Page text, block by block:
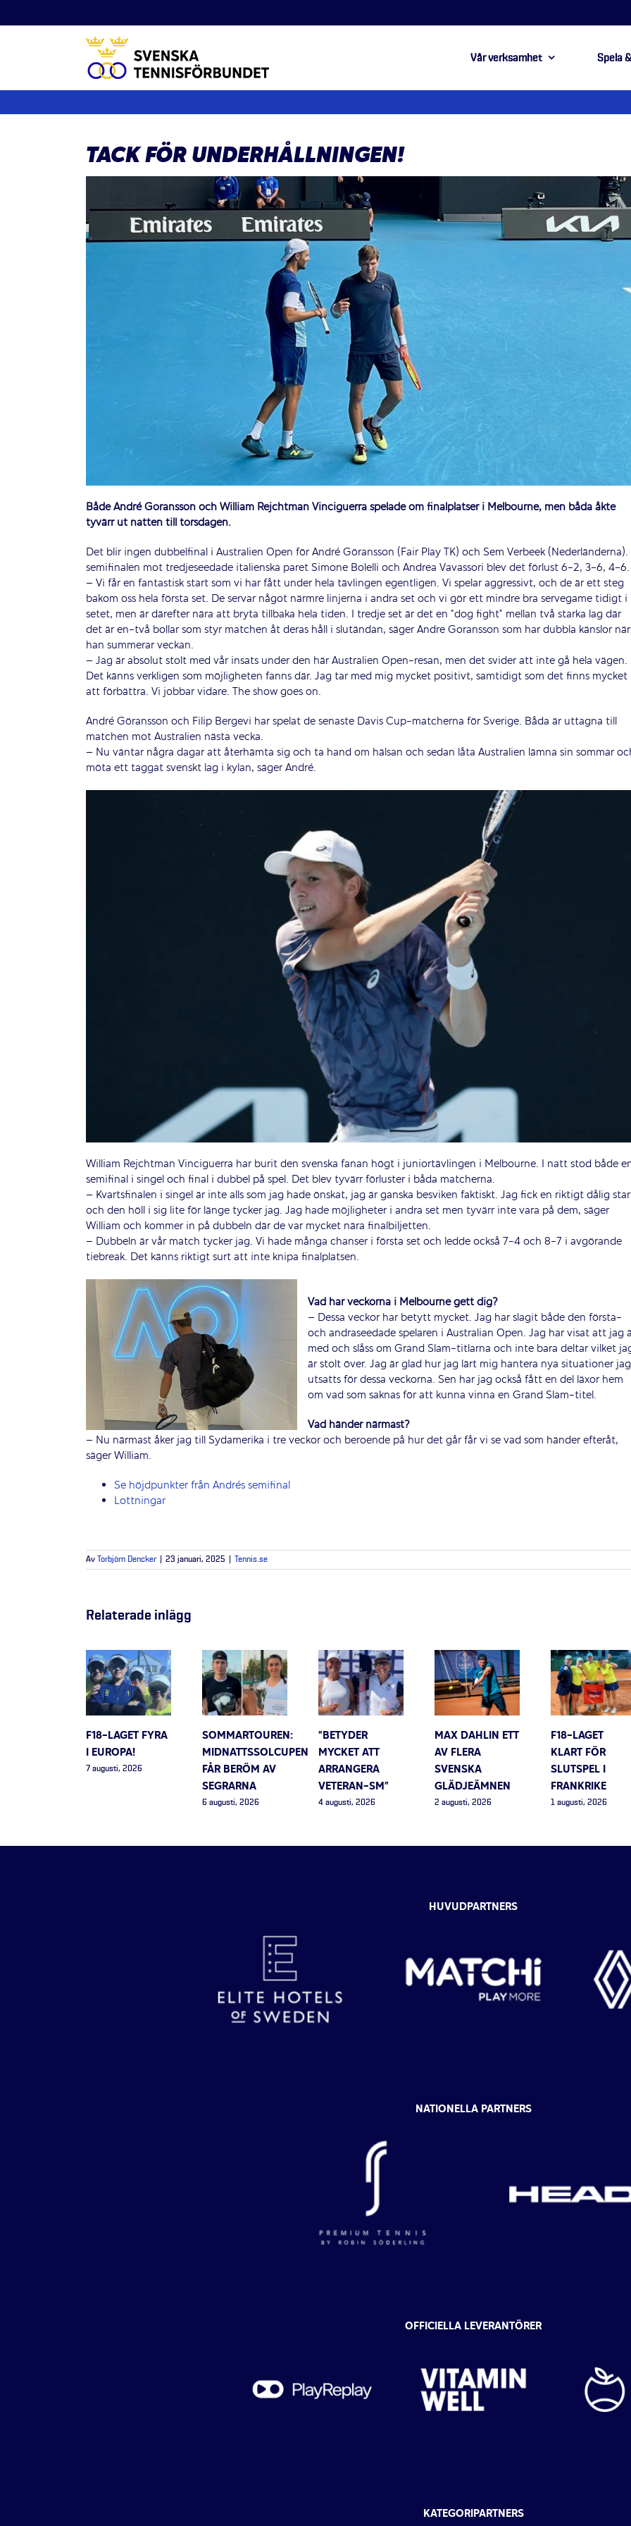
till
Vår verksamhet Spela
TACK FÖR UNDERHÅLLNINGEN!
Både André Göransson och William Rejchtman Vinciguerra spelade om finalplatser i Melbourne, men båda åkte
tyvärr ut natten till torsdagen.
Det blir ingen dubbelfinal i Australien Open för André Göransson (Fair Play TK) och Sem Verbeek (Nederländerna).
semifinalen mot tredjeseedade italienska paret Simone Bolelli och Andrea Vavassori blev det förlust 6-2, 3-6, 4-6.
– Vi får en fantastisk start som vi har fått under hela tävlingen egentligen. Vi spelar aggressivt, och de är ett steg
bakom oss hela första set. De servar något närmre linjerna i andra set och vi gör ett mindre bra servegame tidigt i
setet, men är därefter nära att bryta tillbaka hela tiden. I tredje set är det en ”dog fight” mellan två starka lag där
det är en-två bollar som styr matchen åt deras håll i slutändan, säger Andre Goransson som har dubbla känslor när
han summerar veckan.
– Jag är absolut stolt med vår insats under den här Australien Open-resan, men det svider att inte gå hela vägen.
Det känns verkligen som möjligheten fanns där. Jag tar med mig mycket positivt, samtidigt som det finns mycket
att förbättra. Vi jobbar vidare. The show goes on.
André Göransson och Filip Bergevi har spelat de senaste Davis Cup-matcherna för Sverige. Båda är uttagna till
matchen mot Australien nästa vecka.
– Nu väntar några dagar att återhämta sig och ta hand om hälsan och sedan låta Australien lämna sin sommar
möta ett taggat svenskt lag i kylan, säger André.
William Rejchtman Vinciguerra har burit den svenska fanan högt i juniortävlingen i Melbourne. I natt stod både
semifinal i singel och final i dubbel på spel. Det blev tyvärr förluster i båda matcherna.
– Kvartsfinalen i singel är inte alls som jag hade önskat, jag är ganska besviken faktiskt. Jag fick en riktigt dålig
och den höll i sig lite för länge tycker jag. Jag hade möjligheter i andra set men tyvärr inte vara på dem, säger
William och kommer in på dubbeln där de var mycket nära finalbiljetten.
– Dubbeln är vår match tycker jag. Vi hade många chanser i första set och ledde också 7-4 och 8-7 i avgörande
tiebreak. Det känns riktigt surt att inte knipa finalplatsen.
Vad har veckorna i Melbourne gett dig?
– Dessa veckor har betytt mycket. Jag har slagit både den första-
och andraseedade spelaren i Australian Open. Jag har visat att jag
med och slåss om Grand Slam-titlarna och inte bara deltar vilket
är stolt över. Jag är glad hur jag lärt mig hantera nya situationer jag
utsatts för dessa veckorna. Sen har jag också fått en del läxor hem
om vad som saknas för att kunna vinna en Grand Slam-titel.
Vad händer närmast?
– Nu närmast åker jag till Sydamerika i tre veckor och beroende på hur det går får vi se vad som händer efteråt,
säger William.
Se höjdpunkter från Andrés semifinal
Lottningar
Av Torbjörn Dencker 23 januari, 2025 Tennis.se
Relaterade inlägg
F18-LAGET FYRA
I EUROPA!
7 augusti, 2026
SOMMARTOUREN:
MIDNATTSSOLCUPEN
FÅR BERÖM AV
SEGRARNA
6 augusti, 2026
”BETYDER
MYCKET ATT
ARRANGERA
VETERAN-SM”
4 augusti, 2026
MAX DAHLIN ETT
AV FLERA
SVENSKA
GLÄDJEÄMNEN
2 augusti, 2026
F18-LAGET
KLART FÖR
SLUTSPEL I
FRANKRIKE
1 augusti, 2026
HUVUDPARTNERS
NATIONELLA PARTNERS
OFFICIELLA LEVERANTÖRER
KATEGORIPARTNERS